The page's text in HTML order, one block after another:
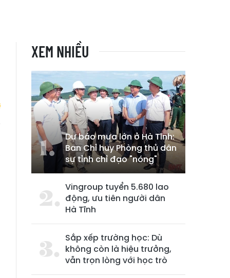
XEM NHIỀU
Dự báo mưa lớn ở Hà Tĩnh:
Ban Chỉ huy Phòng thủ dân
sự tỉnh chỉ đạo "nóng"
Vingroup tuyển 5.680 lao
động, ưu tiên người dân
Hà Tĩnh
Sắp xếp trường học: Dù
không còn là hiệu trưởng,
vẫn trọn lòng với học trò